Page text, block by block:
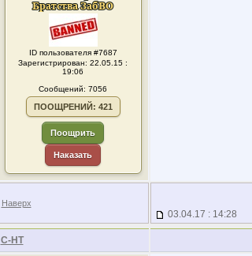
ID пользователя #7687
Зарегистрирован: 22.05.15 :
19:06
Сообщений: 7056
ПООЩРЕНИЙ: 421
Поощрить
Наказать
Наверх
03.04.17 : 14:28
С-НТ